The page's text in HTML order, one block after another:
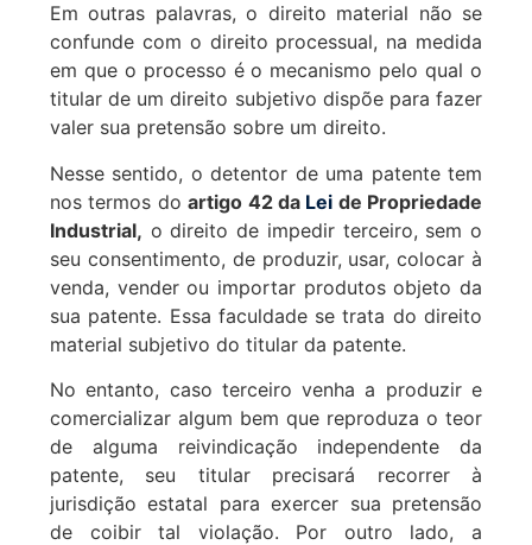
Em outras palavras, o direito material não se
confunde com o direito processual, na medida
em que o processo é o mecanismo pelo qual o
titular de um direito subjetivo dispõe para fazer
valer sua pretensão sobre um direito.
Nesse sentido, o detentor de uma patente tem
nos termos doartigo 42 da Lei de Propriedade
Industrial, o direito de impedir terceiro, sem o
seu consentimento, de produzir, usar, colocar à
venda, vender ou importar produtos objeto da
sua patente. Essa faculdade se trata do direito
material subjetivo do titular da patente.
No entanto, caso terceiro venha a produzir e
comercializar algum bem que reproduza o teor
de alguma reivindicação independente da
patente, seu titular precisará recorrer à
jurisdição estatal para exercer sua pretensão
de coibir tal violação. Por outro lado, a